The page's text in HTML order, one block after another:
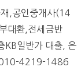
,공인중개사(14
대환,전세금반
KB일반가 대출, 은
010-4219-1486